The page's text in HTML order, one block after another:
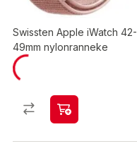
Swissten Apple iWatch 42-
49mm nylonranneke